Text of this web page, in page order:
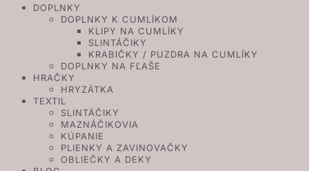
DOPLNKY
DOPLNKY K CUMLÍKOM
KLIPY NA CUMLÍKY
SLINTÁČIKY
KRABIČKY / PUZDRA NA CUMLÍKY
DOPLNKY NA FĽAŠE
HRAČKY
HRYZÁTKA
TEXTIL
SLINTÁČIKY
MAZNÁČIKOVIA
KÚPANIE
PLIENKY A ZAVINOVAČKY
OBLIEČKY A DEKY